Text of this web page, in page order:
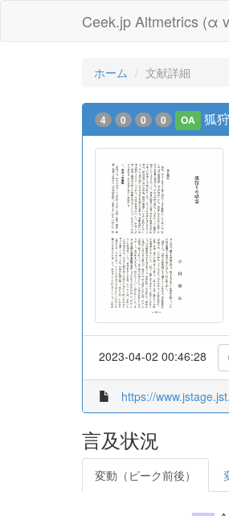
Ceek.jp Altmetrics (α
ホーム 文献詳細
4 0 0 0 OA 狐
2023-04-02 00:46:28
https://
言及状況
変動（ピーク前後）